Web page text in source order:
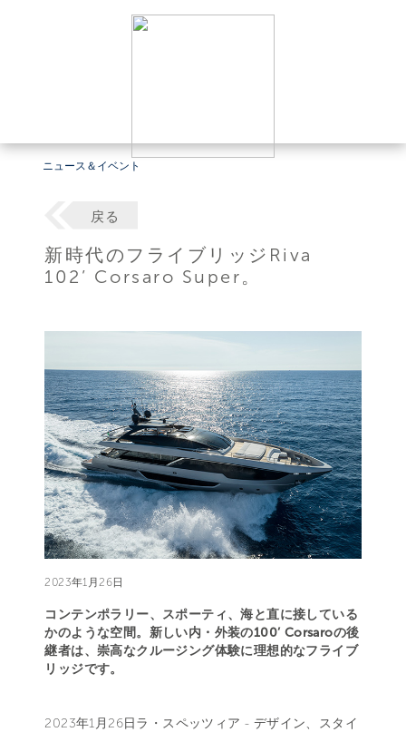
ニュース＆イベント
戻る
新時代のフライブリッジRiva
102’ Corsaro Super。
2023年1月26日
コンテンポラリー、スポーティ、海と直に接している
かのような空間。新しい内・外装の100’ Corsaroの後
継者は、崇高なクルージング体験に理想的なフライブ
リッジです。
2023年1月26日ラ・スペッツィア - デザイン、スタイ